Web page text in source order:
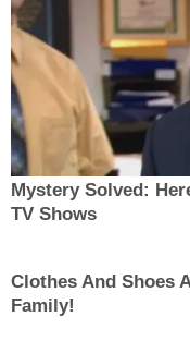
Mystery Solved:
TV Shows
Clothes And Shoes
Family!